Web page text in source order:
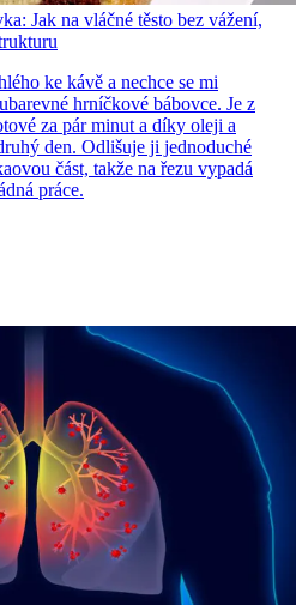
Jak na vláčné těsto bez vážení,
ke kávě a nechce se mi
hrníčkové bábovce. Je z
za pár minut a díky oleji a
den. Odlišuje ji jednoduché
část, takže na řezu vypadá
práce.